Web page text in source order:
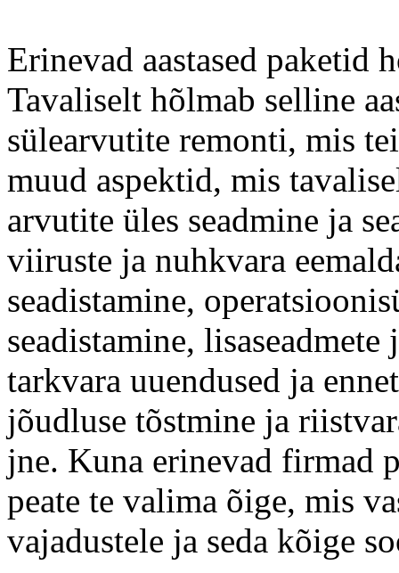
Erinevad aastased paketid
Tavaliselt hõlmab selline
sülearvutite remonti, mis
muud aspektid, mis
arvutite üles seadmine ja
viiruste ja nuhkvara
seadistamine,
seadistamine,
tarkvara uuendused ja
jõudluse tõstmine ja
jne. Kuna erinevad firmad
peate te valima õige, mis
vajadustele ja seda kõige